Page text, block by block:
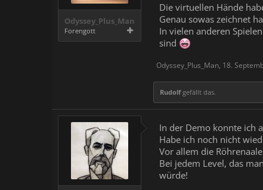
Odyssey_Plus_Man
Forengott
Die virtuellen Hände
Genau sowas zeichnet
In vielen anderen
sind
Odyssey_Plus_Man, 18.
Rudolfgefällt das.
In der Demo konnte ich
Habe ich noch nicht
Vor allem die
Bei jedem Level, das
würde!